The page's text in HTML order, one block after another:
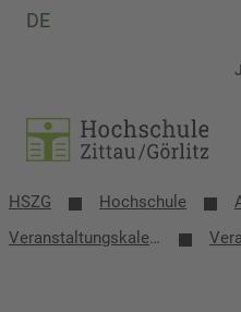
DE
HSZG Hochschule
Veranstaltungs­kalender